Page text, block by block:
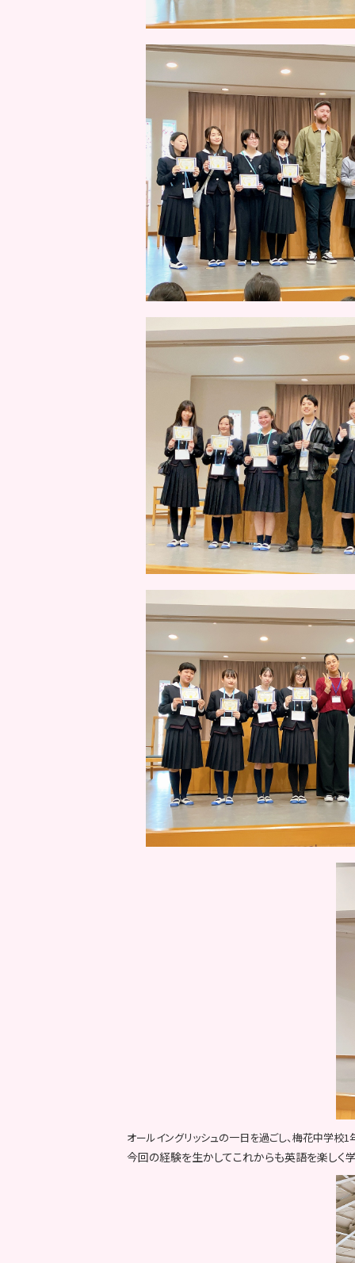
オールイングリッシュの一日を過ごし、梅花中学校
今回の経験を生かしてこれからも英語を楽しく学